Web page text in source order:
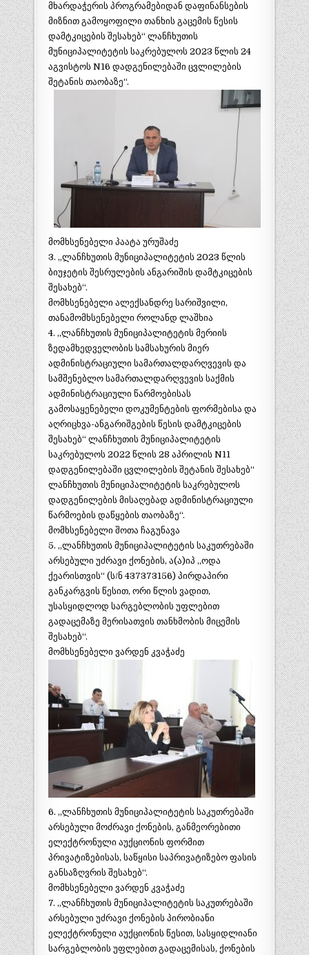
მხარდაჭერის პროგრამებიდან დაფინანსების
მიზნით გამოყოფილი თანხის გაცემის წესის
დამტკიცების შესახებ“ ლანჩხუთის
მუნიციპალიტეტის საკრებულოს 2023 წლის 24
აგვისტოს N16 დადგენილებაში ცვლილების
შეტანის თაობაზე“.
მომხსენებელი პაატა ურუშაძე
3. „ლანჩხუთის მუნიციპალიტეტის 2023 წლის
ბიუჯეტის შესრულების ანგარიშის დამტკიცების
შესახებ“.
მომხსენებელი ალექსანდრე სარიშვილი,
თანამომხსენებელი როლანდ ლაშხია
4. ,,ლანჩხუთის მუნიციპალიტეტის მერიის
ზედამხედველობის სამსახურის მიერ
ადმინისტრაციული სამართალდარღვევის და
სამშენებლო სამართალდარღვევის საქმის
ადმინისტრაციული წარმოებისას
გამოსაყენებელი დოკუმენტების ფორმებისა და
აღრიცხვა-ანგარიშგების წესის დამტკიცების
შესახებ“ ლანჩხუთის მუნიციპალიტეტის
საკრებულოს 2022 წლის 28 აპრილის N11
დადგენილებაში ცვლილების შეტანის შესახებ“
ლანჩხუთის მუნიციპალიტეტის საკრებულოს
დადგენილების მისაღებად ადმინისტრაციული
წარმოების დაწყების თაობაზე“.
მომხსენებელი შოთა ჩაგუნავა
5. „ლანჩხუთის მუნიციპალიტეტის საკუთრებაში
არსებული უძრავი ქონების, ა(ა)იპ ,,ოდა
ქეარისთვის“ (ს/ნ 437373156) პირდაპირი
განკარგვის წესით, ორი წლის ვადით,
უსასყიდლოდ სარგებლობის უფლებით
გადაცემაზე მერისათვის თანხმობის მიცემის
შესახებ“.
მომხსენებელი ვარდენ კვაჭაძე
6. „ლანჩხუთის მუნიციპალიტეტის საკუთრებაში
არსებული მოძრავი ქონების, განმეორებითი
ელექტრონული აუქციონის ფორმით
პრივატიზებისას, საწყისი საპრივატიზებო ფასის
განსაზღვრის შესახებ“.
მომხსენებელი ვარდენ კვაჭაძე
7. „ლანჩხუთის მუნიციპალიტეტის საკუთრებაში
არსებული უძრავი ქონების პირობიანი
ელექტრონული აუქციონის წესით, სასყიდლიანი
სარგებლობის უფლებით გადაცემისას, ქონების